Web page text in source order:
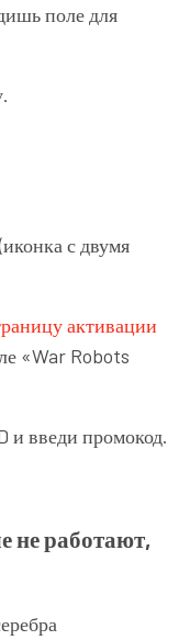
поле для
с двумя
активации
«War Robots
и введи промокод.
не работают,